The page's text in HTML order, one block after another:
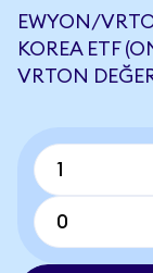
EWYON/
KOREA ETF
VRTON